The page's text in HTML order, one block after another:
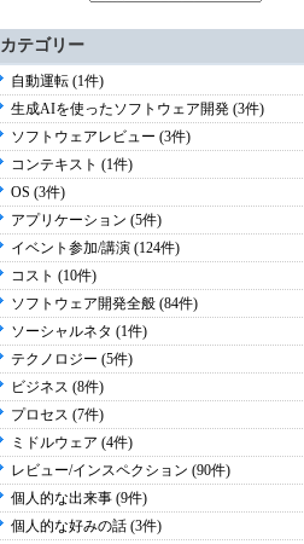
カテゴリー
自動運転 (1件)
生成AIを使ったソフトウェア開発 (3件)
ソフトウェアレビュー (3件)
コンテキスト (1件)
OS (3件)
アプリケーション (5件)
イベント参加/講演 (124件)
コスト (10件)
ソフトウェア開発全般 (84件)
ソーシャルネタ (1件)
テクノロジー (5件)
ビジネス (8件)
プロセス (7件)
ミドルウェア (4件)
レビュー/インスペクション (90件)
個人的な出来事 (9件)
個人的な好みの話 (3件)